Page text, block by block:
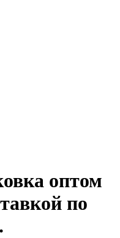
оптом
по